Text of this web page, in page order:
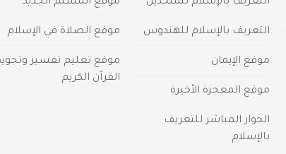
التعريف بالإسلام للملحدين
التعريف بالإسلام للهندوس
موقع الإيمان
موقع المعجزة الأخيرة
الحوار المباشر للتعريف
بالإسلام
موقع المسلم الجديد
موقع الصلاة في الإسلام
موقع تعليم تفسير
القرآن الكريم